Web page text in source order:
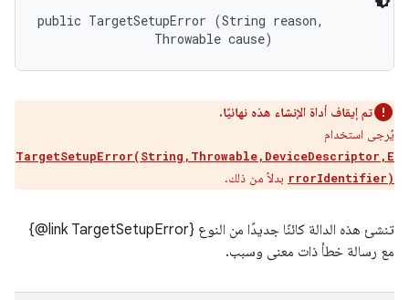
public TargetSetupError (String reason,
                Throwable cause)
تم إيقاف أداة الإنشاء هذه نهائيًا.
يُرجى استخدام
TargetSetupError(String,Throwable,DeviceDescriptor,E
rrorIdentifier) بدلاً من ذلك.
تنشئ هذه الدالة كائنًا جديدًا من النوع ‎{@link TargetSetupError}
مع رسالة خطأ ذات معنى وسبب.